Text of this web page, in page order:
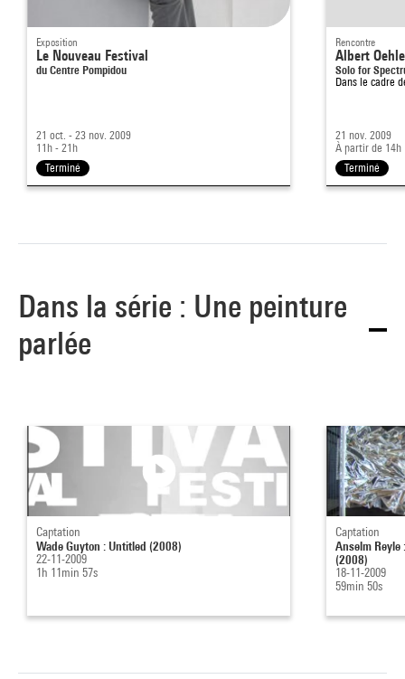
Exposition
Le Nouveau Festival
du Centre Pompidou
21 oct. - 23 nov. 2009
11h - 21h
Terminé
Rencontre
Albert
Solo for
Dans le cadre
21 nov. 2009
À partir de 14h
Terminé
Dans la série : Une peinture
parlée
Captation
Wade Guyton : Untitled (2008)
22-11-2009
1h 11min 57s
Captation
Anselm
(2008)
18-11-2009
59min 50s